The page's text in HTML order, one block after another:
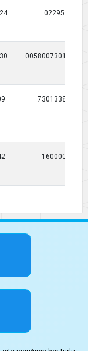
0229536
7301338737
16000049